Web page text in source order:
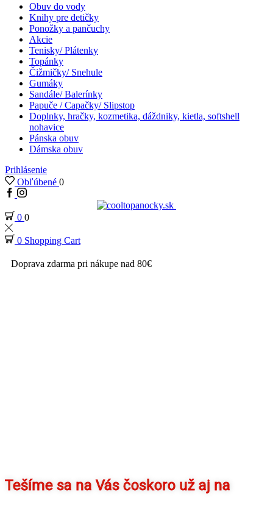
Obuv do vody
Knihy pre detičky
Ponožky a pančuchy
Akcie
Tenisky/ Plátenky
Topánky
Čižmičky/ Snehule
Gumáky
Sandále/ Balerínky
Papuče / Capačky/ Slipstop
Doplnky, hračky, kozmetika, dáždniky, kietla, softshell
nohavice
Pánska obuv
Dámska obuv
Prihlásenie
Obľúbené 0
0 0
0 Shopping Cart
Doprava zdarma pri nákupe nad 80€
Tešíme sa na Vás čoskoro už aj na